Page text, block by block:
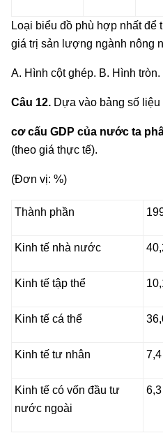
Loại biểu đồ phù hợp nhất để
giá trị sản lượng ngành nông
A. Hình cột ghép. B. Hình
Câu 12. Dựa vào bảng số liệu
cơ cấu GDP của nước ta
(theo giá thực tế).
(Đơn vị: %)
Thành phần
Kinh tế nhà nước
Kinh tế tập thể
Kinh tế cá thể
Kinh tế tư nhân 7,4
Kinh tế có vốn đầu tư
nước ngoài
6,3